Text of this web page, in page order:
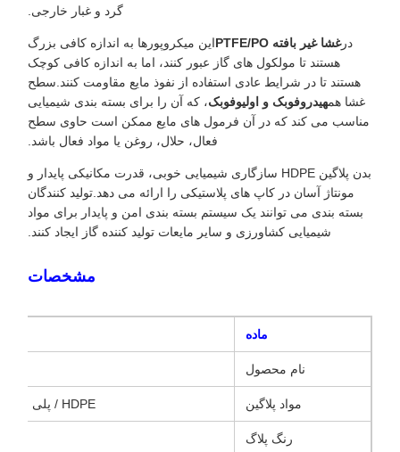
گرد و غبار خارجی.
درغشا غیر بافته PTFE/PO
این میکروپورها به اندازه کافی بزرگ
هستند تا مولکول های گاز عبور کنند، اما به اندازه کافی کوچک
هستند تا در شرایط عادی استفاده از نفوذ مایع مقاومت کنند.سطح
غشا همهیدروفوبک و اولیوفوبک، که آن را برای بسته بندی شیمیایی
مناسب می کند که در آن فرمول های مایع ممکن است حاوی سطح
فعال، حلال، روغن یا مواد فعال باشد.
بدن پلاگین HDPE سازگاری شیمیایی خوبی، قدرت مکانیکی پایدار و
مونتاژ آسان در کاپ های پلاستیکی را ارائه می دهد.تولید کنندگان
بسته بندی می توانند یک سیستم بسته بندی امن و پایدار برای مواد
شیمیایی کشاورزی و سایر مایعات تولید کننده گاز ایجاد کنند.
مشخصات
ماده
نام محصول
مواد پلاگین HDPE / پلی اتیلن با چگالی بالا
رنگ پلاگ